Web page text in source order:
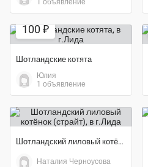
1 объявление
100 ₽
Шотландские котята
Юлия
1 объявление
Шотландский лиловый котёнок (страйт)
Наталия Черноусова